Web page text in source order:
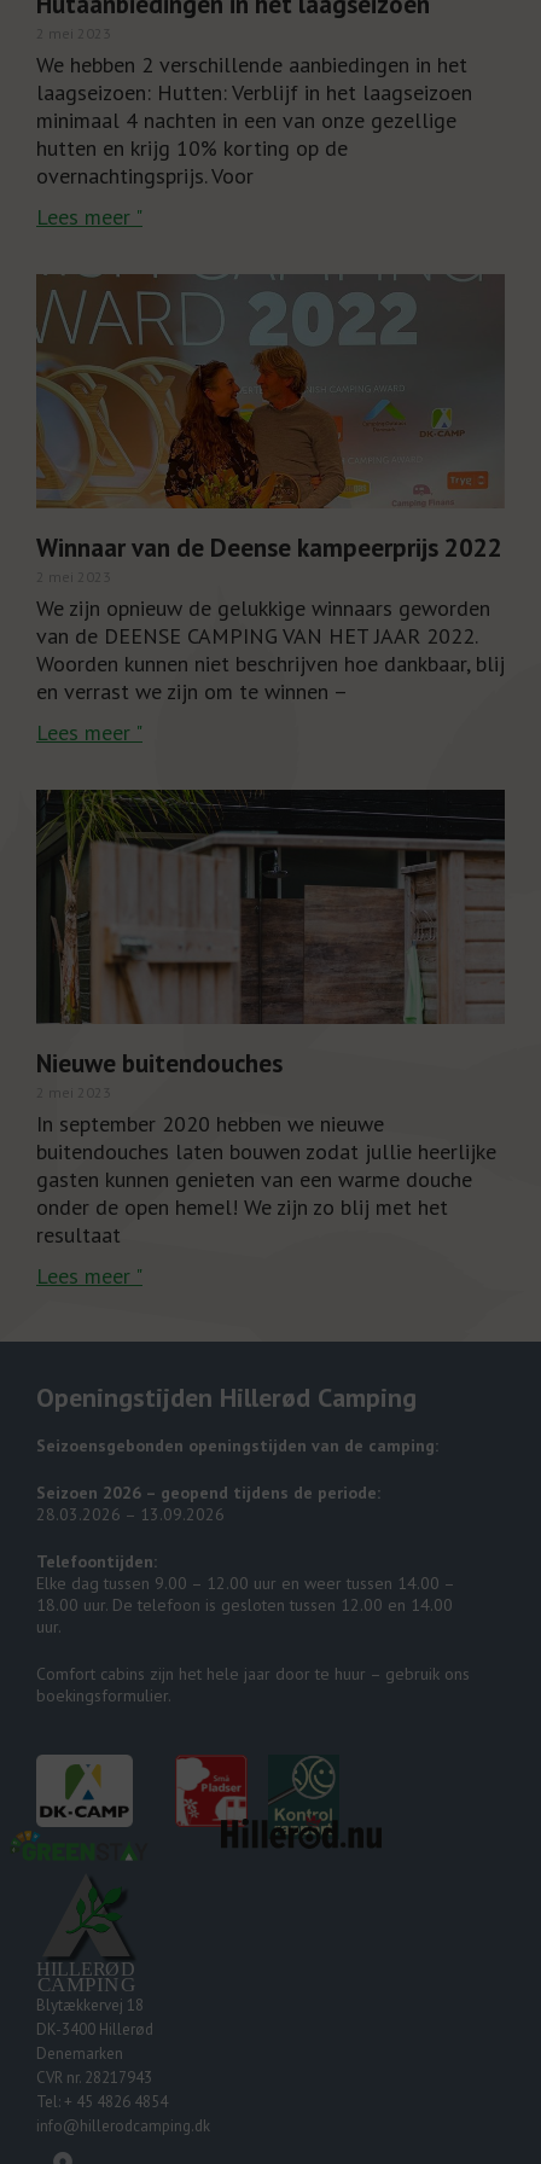
2 mei 2023
We hebben 2 verschillende aanbiedingen in het
laagseizoen: Hutten: Verblijf in het laagseizoen
minimaal 4 nachten in een van onze gezellige
hutten en krijg 10% korting op de
overnachtingsprijs. Voor
Lees meer "
Winnaar van de Deense kampeerprijs 2022
2 mei 2023
We zijn opnieuw de gelukkige winnaars geworden
van de DEENSE CAMPING VAN HET JAAR 2022.
Woorden kunnen niet beschrijven hoe dankbaar, blij
en verrast we zijn om te winnen –
Lees meer "
Nieuwe buitendouches
2 mei 2023
In september 2020 hebben we nieuwe
buitendouches laten bouwen zodat jullie heerlijke
gasten kunnen genieten van een warme douche
onder de open hemel! We zijn zo blij met het
resultaat
Lees meer "
Openingstijden Hillerød Camping
Seizoensgebonden openingstijden van de camping:
Seizoen 2026 – geopend tijdens de periode:
28.03.2026 – 13.09.2026
Telefoontijden:
Elke dag tussen 9.00 – 12.00 uur en weer tussen 14.00 –
18.00 uur. De telefoon is gesloten tussen 12.00 en 14.00
uur.
Comfort cabins zijn het hele jaar door te huur – gebruik ons
boekingsformulier.
Blytækkervej 18
DK-3400 Hillerød
Denemarken
CVR nr. 28217943
Tel: + 45 4826 4854
info@hillerodcamping.dk